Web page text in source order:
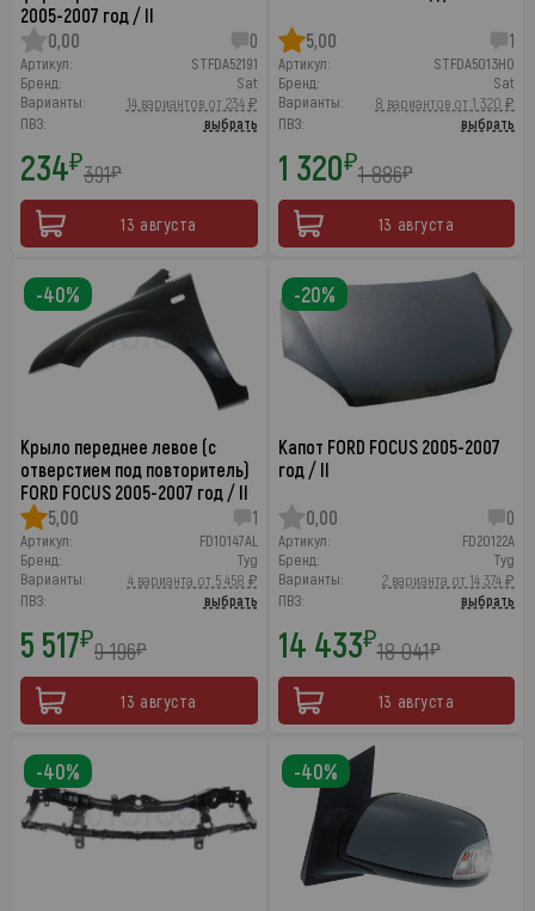
2005-2007 год / II
0,00
0
Артикул:
STFDA52191
Бренд:
Sat
Варианты:
14 вариантов от 234 ₽
ПВЗ:
выбрать
234₽391₽
13 августа
5,00 1
Артикул:
STFDA5013H0
Бренд:
Sat
Варианты:
8 вариантов от 1 320 ₽
ПВЗ:
выбрать
1 320₽1 886₽
13 августа
Крыло переднее левое (с
отверстием под повторитель)
FORD FOCUS 2005-2007 год / II
5,00
1
Артикул:
FD10147AL
Бренд:
Tyg
Варианты:
4 варианта от 5 458 ₽
ПВЗ:
выбрать
5 517₽9 196₽
13 августа
-40%
Капот FORD FOCUS 2005-2007
год / II
0,00 0
Артикул:
FD20122A
Бренд:
Tyg
Варианты:
2 варианта от 14 374 ₽
ПВЗ:
выбрать
14 433₽18 041₽
13 августа
-20%
-40% -40%